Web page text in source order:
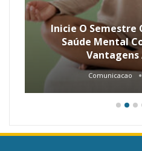
Inicie O Semestre
Saúde Mental
Vantagens
Comunicacao